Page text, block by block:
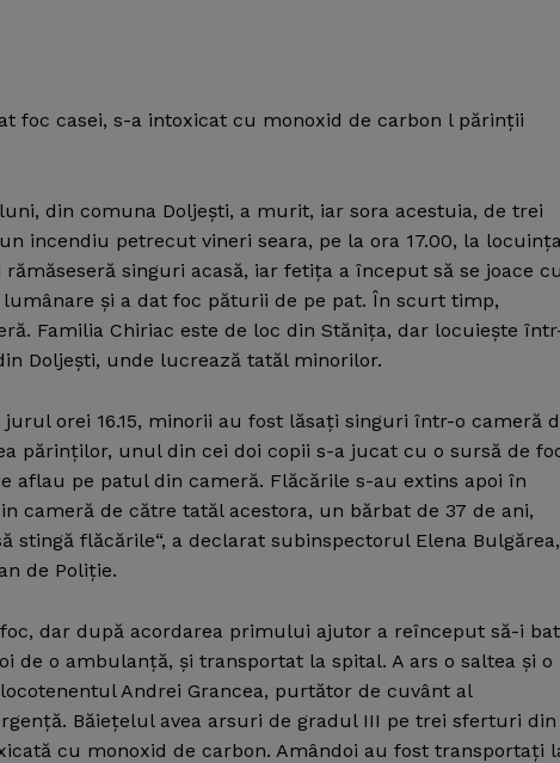
foc casei, s-a intoxicat cu monoxid de carbon l părinţii
din comuna Doljeşti, a murit, iar sora acestuia, de trei
incendiu petrecut vineri seara, pe la ora 17.00, la locuinţa
singuri acasă, iar fetiţa a început să se joace cu
şi a dat foc păturii de pe pat. În scurt timp,
Familia Chiriac este de loc din Stăniţa, dar locuieşte
Doljeşti, unde lucrează tatăl minorilor.
orei 16.15, minorii au fost lăsaţi singuri într-o cameră
părinţilor, unul din cei doi copii s-a jucat cu o sursă de
aflau pe patul din cameră. Flăcările s-au extins apoi în
cameră de către tatăl acestora, un bărbat de 37 de ani,
flăcările“, a declarat subinspectorul Elena Bulgărea,
de Poliţie.
dar după acordarea primului ajutor a reînceput să-i
de o ambulanţă, şi transportat la spital. A ars o saltea şi o
Andrei Grancea, purtător de cuvânt al
Băieţelul avea arsuri de gradul III pe trei sferturi din
cu monoxid de carbon. Amândoi au fost transportaţi